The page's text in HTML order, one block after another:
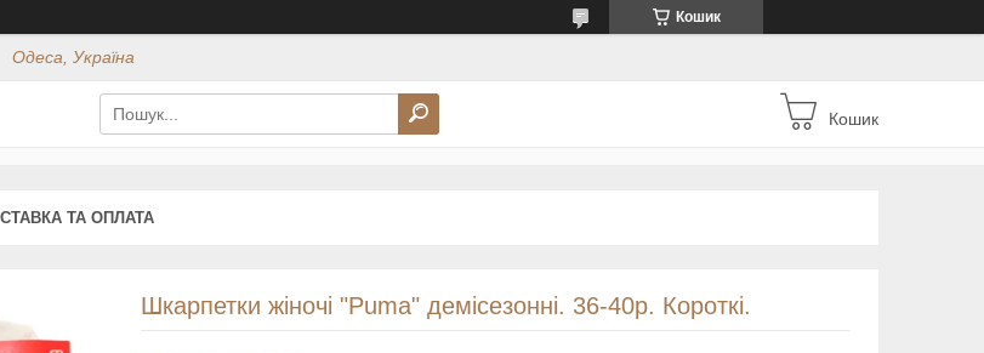
Кошик
Одеса, Україна
Кошик
ТА ОПЛАТА
Шкарпетки жіночі "Puma" демісезонні. 36-40р. Короткі.